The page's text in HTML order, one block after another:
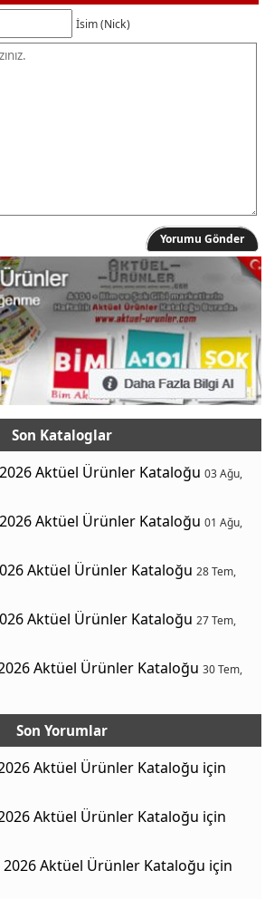
İsim (Nick)
Yorumu Gönder
Son Kataloglar
Aktüel Ürünler Kataloğu 03 Ağu,
Aktüel Ürünler Kataloğu 01 Ağu,
Aktüel Ürünler Kataloğu 28 Tem,
Aktüel Ürünler Kataloğu 27 Tem,
Aktüel Ürünler Kataloğu 30 Tem,
Son Yorumlar
Aktüel Ürünler Kataloğu için
Aktüel Ürünler Kataloğu için
2026 Aktüel Ürünler Kataloğu için